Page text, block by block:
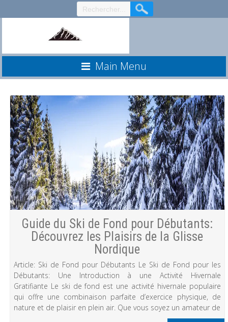
au
Main Menu
Guide du Ski de Fond pour Débutants:
Découvrez les Plaisirs de la Glisse
Nordique
Article: Ski de Fond pour Débutants Le Ski de Fond pour les
Débutants: Une Introduction à une Activité Hivernale
Gratifiante Le ski de fond est une activité hivernale populaire
qui offre une combinaison parfaite d’exercice physique, de
nature et de plaisir en plein air. Que vous soyez un amateur de